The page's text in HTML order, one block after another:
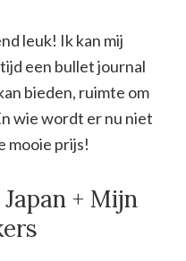
leuk! Ik kan mij
een bullet journal
bieden, ruimte om
wie wordt er nu niet
mooie prijs!
+ Mijn